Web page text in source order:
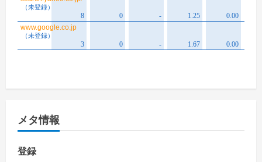
メタ情報
登録